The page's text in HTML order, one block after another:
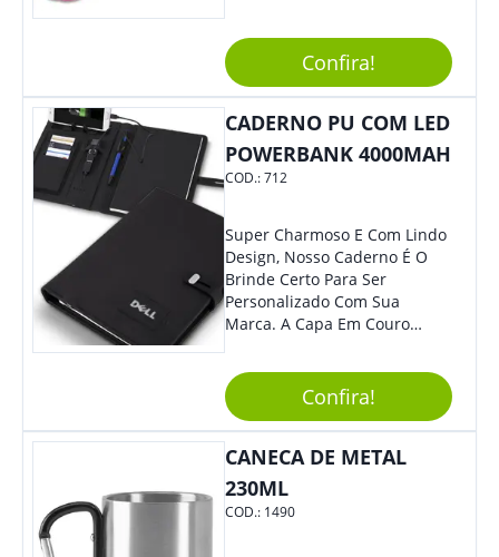
Reuniões Corporativas Ou Até
Mesmo Para Presentear
Colaboradores.
Confira!
CADERNO PU COM LED
POWERBANK 4000MAH
COD.:712
Super Charmoso E Com Lindo
Design, Nosso Caderno É O
Brinde Certo Para Ser
Personalizado Com Sua
Marca. A Capa Em Couro
Elástico Permite Maior
Segurança Ao Carregá-Lo.
Ofereça A Seus Clientes E
Colaboradores, Sem Dúvidas
Eles Irão Adorar.
Confira!
CANECA DE METAL
230ML
COD.: 1490